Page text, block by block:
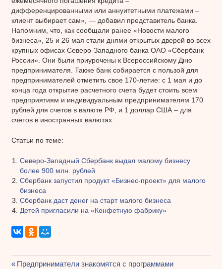
дифференцированными или аннуитетными платежами –
клиент выбирает сам», — добавил представитель банка.
Напомним, что, как сообщали ранее «Новости малого
бизнеса», 25 и 26 мая стали днями открытых дверей во всех
крупных офисах Северо-Западного банка ОАО «Сбербанк
России». Они были приурочены к Всероссийскому Дню
предпринимателя. Также банк собирается с пользой для
предпринимателей отметить свое 170-летие: с 1 мая и до
конца года открытие расчетного счета будет стоить всем
предприятиям и индивидуальным предпринимателям 170
рублей для счетов в валюте РФ, и 1 доллар США – для
счетов в иностранных валютах.
Статьи по теме:
Северо-Западный Сбербанк выдал малому бизнесу
более 900 млн. рублей
Сбербанк запустил продукт «Бизнес-проект» для малого
бизнеса
Сбербанк даст денег на старт малого бизнеса
Детей пригласили на «Конфетную фабрику»
Предыдущая
Предприниматели знакомятся с программами